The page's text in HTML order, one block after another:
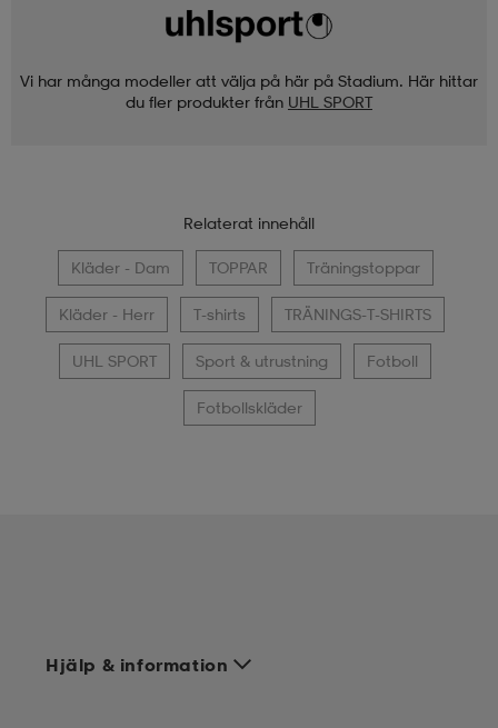
Vi har många modeller att välja på här på Stadium. Här hittar
du fler produkter från UHL SPORT
Relaterat innehåll
Kläder - Dam TOPPAR Träningstoppar
Kläder - Herr T-shirts TRÄNINGS-T-SHIRTS
UHL SPORT Sport & utrustning Fotboll
Fotbollskläder
Hjälp & information